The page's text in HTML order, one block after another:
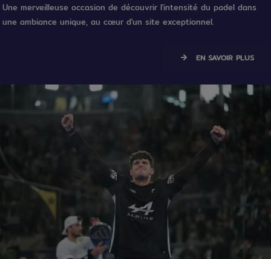
Une merveilleuse occasion de découvrir l'intensité du padel dans
une ambiance unique, au cœur d'un site exceptionnel.
EN SAVOIR PLUS
texte / Image